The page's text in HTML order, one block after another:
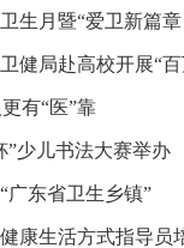
生月暨“爱卫新篇
健局赴高校开展“
有“医”靠
”少儿书法大赛举办
广东省卫生乡镇”
康生活方式指导员